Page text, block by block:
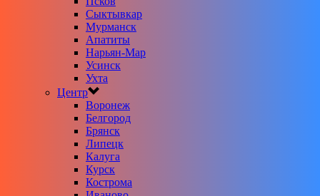
Сыктывкар
Мурманск
Апатиты
Нарьян-Мар
Усинск
Ухта
Центр
Воронеж
Белгород
Брянск
Липецк
Калуга
Курск
Кострома